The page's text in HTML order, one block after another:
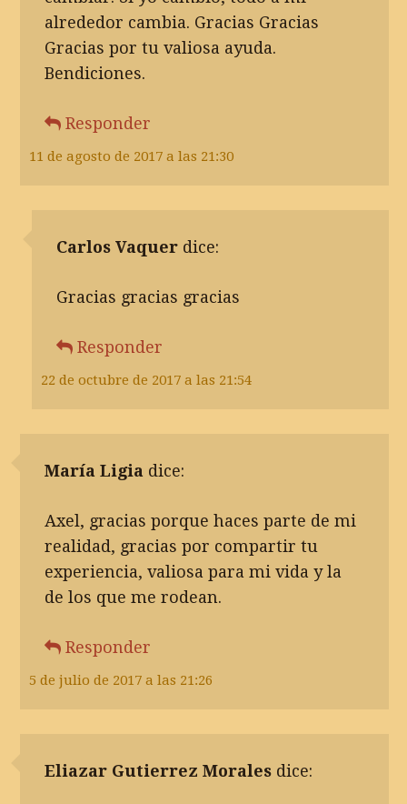
11 de agosto de 2017 a las 21:30
alrededor cambia. Gracias Gracias
Gracias por tu valiosa ayuda.
Bendiciones.
Responder
Carlos Vaquer dice:
22 de octubre de 2017 a las 21:54
Gracias gracias gracias
Responder
María Ligia dice:
5 de julio de 2017 a las 21:26
Axel, gracias porque haces parte de mi
realidad, gracias por compartir tu
experiencia, valiosa para mi vida y la
de los que me rodean.
Responder
Eliazar Gutierrez Morales dice: